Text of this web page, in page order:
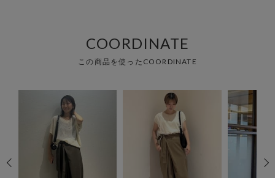
COORDINATE
この商品を使ったCOORDINATE